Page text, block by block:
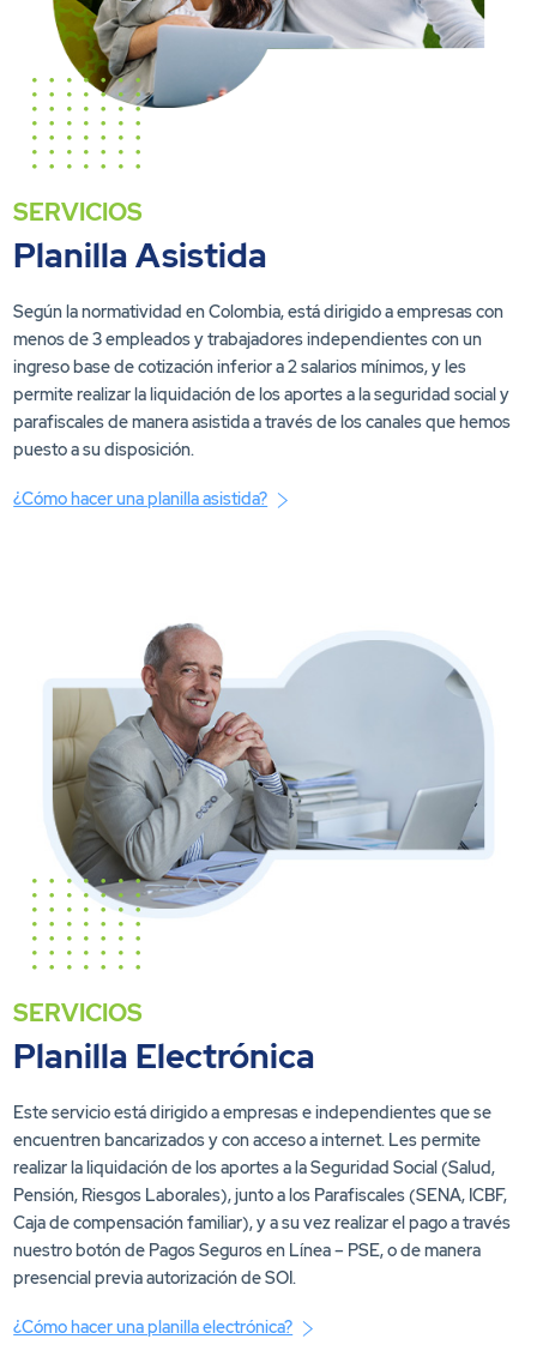
SERVICIOS
Planilla Asistida
Según la normatividad en Colombia, está dirigido a empresas con
menos de 3 empleados y trabajadores independientes con un
ingreso base de cotización inferior a 2 salarios mínimos, y les
permite realizar la liquidación de los aportes a la seguridad social y
parafiscales de manera asistida a través de los canales que hemos
puesto a su disposición.
¿Cómo hacer una planilla asistida?
SERVICIOS
Planilla Electrónica
Este servicio está dirigido a empresas e independientes que se
encuentren bancarizados y con acceso a internet. Les permite
realizar la liquidación de los aportes a la Seguridad Social (Salud,
Pensión, Riesgos Laborales), junto a los Parafiscales (SENA, ICBF,
Caja de compensación familiar), y a su vez realizar el pago a través
nuestro botón de Pagos Seguros en Línea – PSE, o de manera
presencial previa autorización de SOI.
¿Cómo hacer una planilla electrónica?